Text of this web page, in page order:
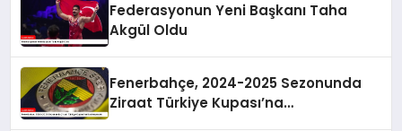
Federasyonun Yeni Başkanı Taha
Akgül Oldu
Fenerbahçe, 2024-2025 Sezonunda
Ziraat Türkiye Kupası’na